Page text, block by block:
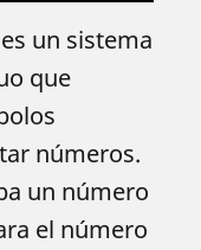
un sistema
que
números.
un número
el número